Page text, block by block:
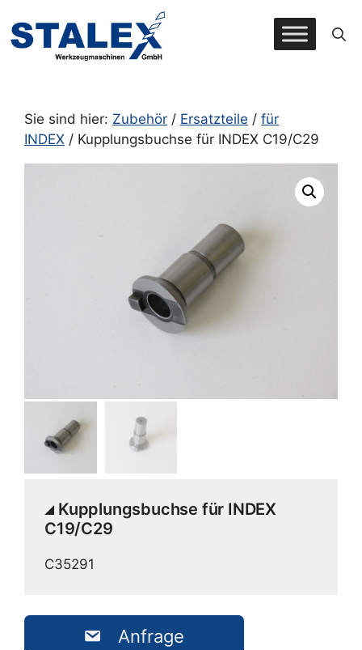
Inhalt
springen
Sie sind hier: Zubehör / Ersatzteile / für
INDEX / Kupplungsbuchse für INDEX C19/C29
Kupplungsbuchse für INDEX
C19/C29
C35291
Anfrage